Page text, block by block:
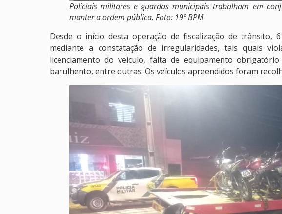
Policiais militares e guardas municipais trabalham em
manter a ordem pública. Foto: 19º BPM
Desde o início desta operação de fiscalização de trânsito,
mediante a constatação de irregularidades, tais quais
licenciamento do veículo, falta de equipamento
barulhento, entre outras. Os veículos apreendidos foram